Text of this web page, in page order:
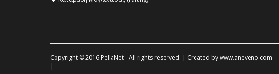
Copyright © 2016 PellaNet - All rights reserved. | Created bywww.aneveno.com
|